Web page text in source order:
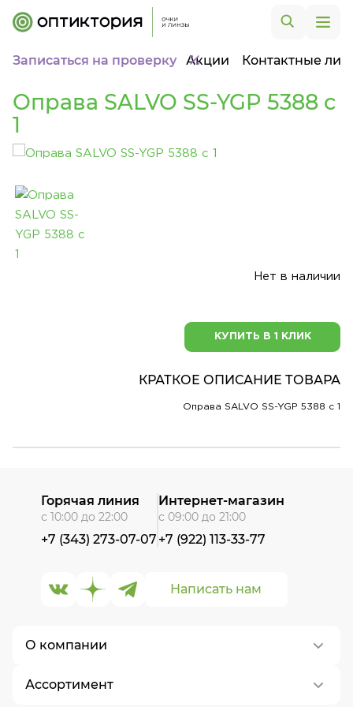
Записаться на проверку Акции Контактные
Оправа SALVO SS-YGP 5388 c
1
Нет в наличии
КУПИТЬ В 1 КЛИК
КРАТКОЕ ОПИСАНИЕ ТОВАРА
Оправа SALVO SS-YGP 5388 c 1
О компании
О нас
Ассортимент
Написать нам
Горячая линия
с 10:00 до 22:00
+7 (343) 273-07-07
Интернет-магазин
с 09:00 до 21:00
+7 (922) 113-33-77